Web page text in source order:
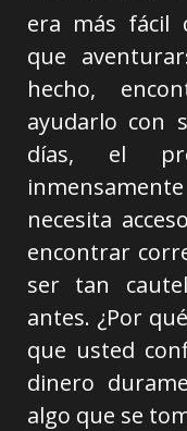
era más fácil
que
hecho,
ayudarlo con
días, el
necesita
encontrar
ser tan
antes. ¿Por
que usted
dinero
algo que se